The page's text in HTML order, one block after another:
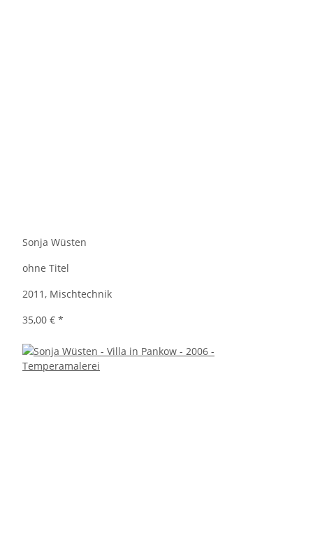
Sonja Wüsten
ohne Titel
2011, Mischtechnik
35,00 € *